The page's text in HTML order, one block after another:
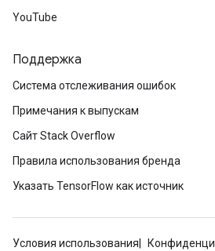
YouTube
Поддержка
Система отслеживания ошибок
Примечания к выпускам
Сайт Stack Overflow
Правила использования бренда
Указать TensorFlow как источник
Условия использования